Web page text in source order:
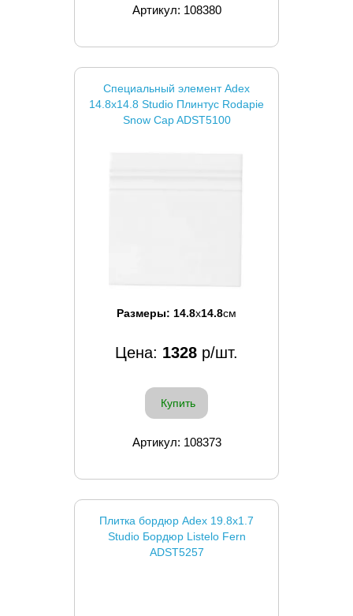
Артикул: 108380
Специальный элемент Adex
14.8x14.8 Studio Плинтус Rodapie
Snow Cap ADST5100
Размеры: 14.8x14.8см
Цена: 1328 р/шт.
Купить
Артикул: 108373
Плитка бордюр Adex 19.8x1.7
Studio Бордюр Listelo Fern
ADST5257